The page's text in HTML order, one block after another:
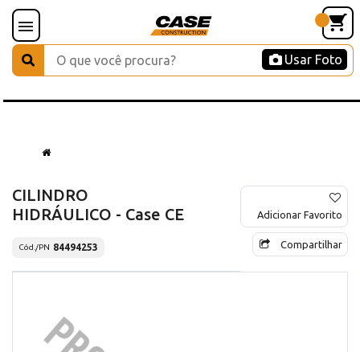
Usar Foto
CILINDRO
HIDRÁULICO - Case CE
Cód./PN 84494253
Adicionar Favorito
Compartilhar